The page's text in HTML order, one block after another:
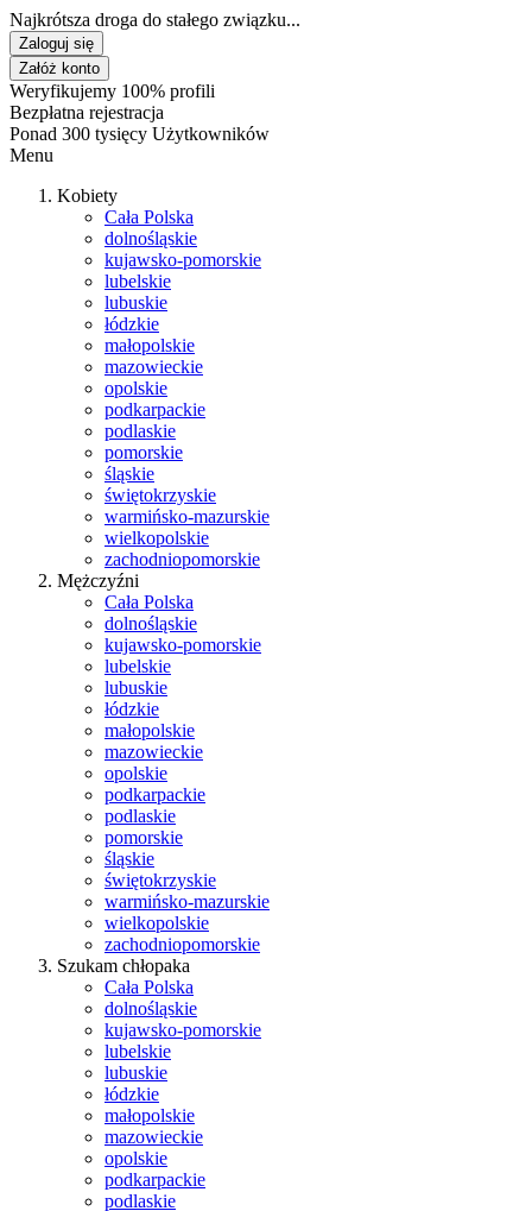
Najkrótsza droga do stałego związku...
Zaloguj się
Załóż konto
Weryfikujemy 100% profili
Bezpłatna rejestracja
Ponad 300 tysięcy Użytkowników
Menu
Kobiety
Cała Polska
dolnośląskie
kujawsko-pomorskie
lubelskie
lubuskie
łódzkie
małopolskie
mazowieckie
opolskie
podkarpackie
podlaskie
pomorskie
śląskie
świętokrzyskie
warmińsko-mazurskie
wielkopolskie
zachodniopomorskie
Mężczyźni
Cała Polska
dolnośląskie
kujawsko-pomorskie
lubelskie
lubuskie
łódzkie
małopolskie
mazowieckie
opolskie
podkarpackie
podlaskie
pomorskie
śląskie
świętokrzyskie
warmińsko-mazurskie
wielkopolskie
zachodniopomorskie
Szukam chłopaka
Cała Polska
dolnośląskie
kujawsko-pomorskie
lubelskie
lubuskie
łódzkie
małopolskie
mazowieckie
opolskie
podkarpackie
podlaskie